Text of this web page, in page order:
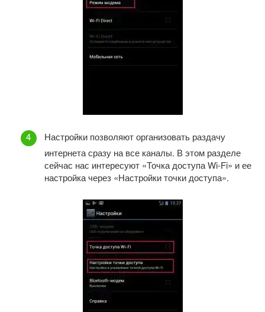
Настройки позволяют организовать раздачу
интернета сразу на все каналы. В этом разделе
сейчас нас интересуют «Точка доступа Wi-Fi» и ее
настройка через «Настройки точки доступа».